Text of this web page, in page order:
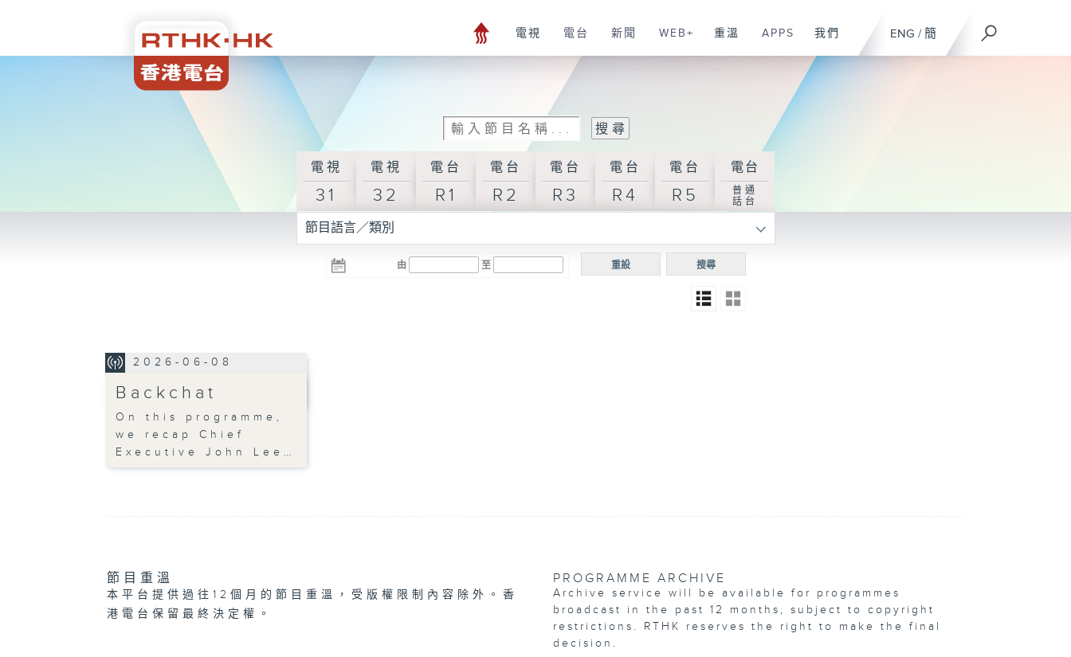
ENG / 簡
電視 電台 新聞 WEB+ 重溫 APPS 我們
電視
31
電視
32
電台
R1
電台
R2
電台
R3
電台
R4
電台
R5
電台
普通
話台
節目語言／類別
由 至 搜尋
重設
2026-06-08
Backchat
On this programme,
we recap Chief
Executive John Lee…
節目重溫
本平台提供過往12個月的節目重溫，受版權限制內容除外。香
港電台保留最終決定權。
PROGRAMME ARCHIVE
Archive service will be available for programmes
broadcast in the past 12 months, subject to copyright
restrictions. RTHK reserves the right to make the final
decision.